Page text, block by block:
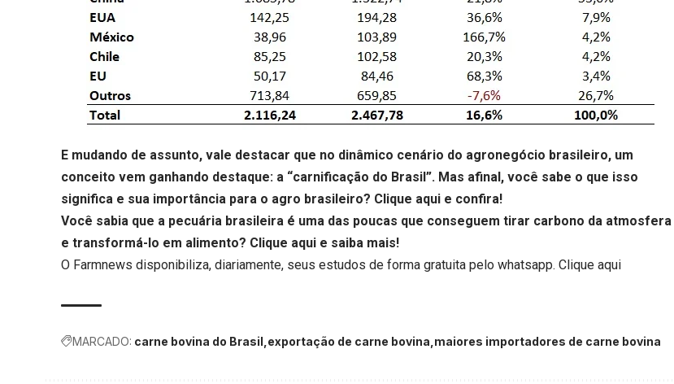
E mudando de assunto, vale destacar que no dinâmico cenário do agronegócio brasileiro, um
conceito vem ganhando destaque: a “carnificação do Brasil”. Mas afinal, você sabe o que isso
significa e sua importância para o agro brasileiro? Clique aqui e confira!
Você sabia que a pecuária brasileira é uma das poucas que conseguem tirar carbono da atmosfera
e transformá-lo em alimento? Clique aqui e saiba mais!
O Farmnews disponibiliza, diariamente, seus estudos de forma gratuita pelo whatsapp.Clique aqui
MARCADO: carne bovina do Brasil exportação de carne bovina maiores importadores de carne bovina